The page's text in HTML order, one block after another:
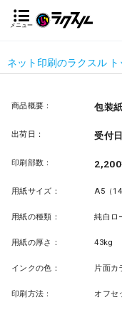
メニュー
ネット印刷のラクスル ト
商品概要： 包装
出荷日： 受付
印刷部数： 2,200
用紙サイズ： A5（
用紙の種類： 純白ロ
用紙の厚さ： 43kg
インクの色： 片面カ
印刷方法： オフセ